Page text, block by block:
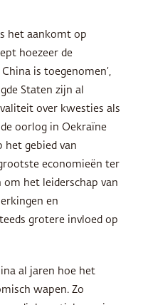
het aankomt op
hoezeer de
is toegenomen’,
Staten zijn al
over kwesties als
de oorlog in Oekraïne
het gebied van
economieën ter
het leiderschap van
en
grotere invloed op
al jaren hoe het
wapen. Zo